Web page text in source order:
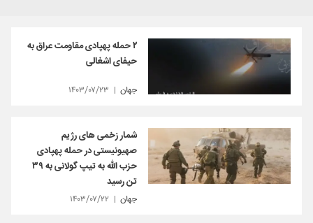
۲ حمله پهپادی مقاومت عراق به
حیفای اشغالی
جهان ۱۴۰۳/۰۷/۲۳
شمار زخمی های رژیم
صهیونیستی در حمله پهپادی
حزب الله به تیپ گولانی به ۳۹
تن رسید
جهان ۱۴۰۳/۰۷/۲۲